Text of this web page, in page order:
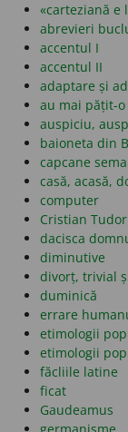
«carteziană e
abrevieri
accentul I
accentul II
adaptare și
au mai pățit-
auspiciu,
baioneta din
capcane
casă, acasă,
computer
Cristian
dacisca
diminutive
divorț, trivial
duminică
errare
etimologii
etimologii
făcliile latine
ficat
Gaudeamus